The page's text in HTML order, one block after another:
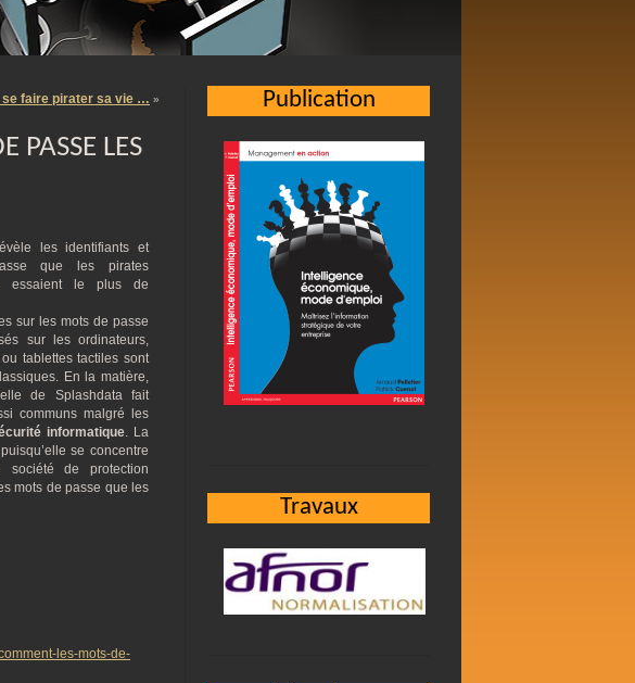
se faire pirater sa vie … »
PASSE LES
les identifiants et
que les pirates
essaient le plus de
sur les mots de passe
sur les ordinateurs,
tablettes tactiles sont
En la matière,
de Splashdata fait
communs malgré les
informatique. La
se concentre
société de protection
mots de passe que les
les-mots-de-
Publication
Travaux